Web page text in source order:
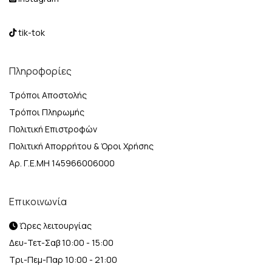
tik-tok
Πληροφορίες
Τρόποι Αποστολής
Τρόποι Πληρωμής
Πολιτική Επιστροφών
Πολιτική Απορρήτου & Όροι Χρήσης
Αρ. Γ.Ε.ΜΗ 145966006000
Επικοινωνία
Ώρες λειτουργίας
Δευ-Τετ-Σαβ 10:00 - 15:00
Τρι-Πεμ-Παρ 10:00 - 21:00